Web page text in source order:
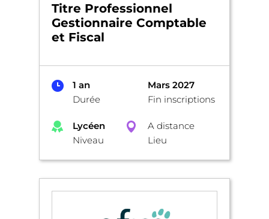
Titre Professionnel
Gestionnaire Comptable
et Fiscal
1 an
Durée
Mars 2027
Fin inscriptions
Lycéen
Niveau
A distance
Lieu